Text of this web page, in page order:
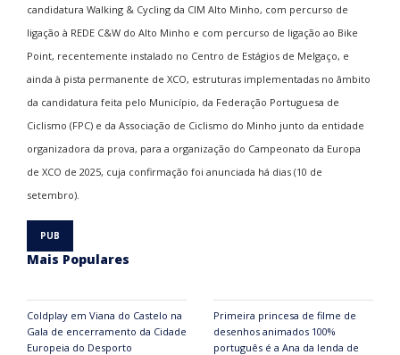
candidatura Walking & Cycling da CIM Alto Minho, com percurso de
ligação à REDE C&W do Alto Minho e com percurso de ligação ao Bike
Point, recentemente instalado no Centro de Estágios de Melgaço, e
ainda à pista permanente de XCO, estruturas implementadas no âmbito
da candidatura feita pelo Município, da Federação Portuguesa de
Ciclismo (FPC) e da Associação de Ciclismo do Minho junto da entidade
organizadora da prova, para a organização do Campeonato da Europa
de XCO de 2025, cuja confirmação foi anunciada há dias (10 de
setembro).
Mais Populares
Coldplay em Viana do Castelo na
Gala de encerramento da Cidade
Europeia do Desporto
Primeira princesa de filme de
desenhos animados 100%
português é a Ana da lenda de